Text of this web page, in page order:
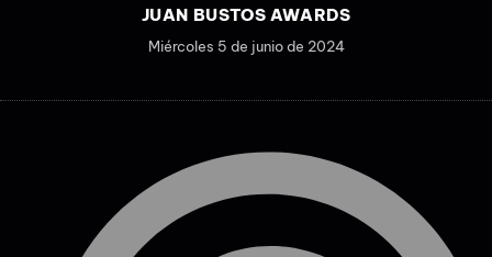
JUAN BUSTOS AWARDS
Miércoles 5 de junio de 2024